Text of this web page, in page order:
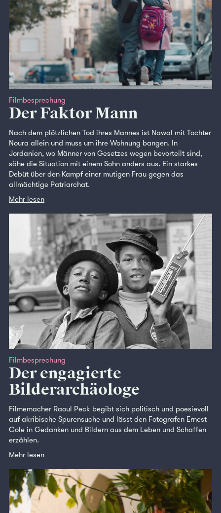
Filmbesprechung
Der Faktor Mann
Nach dem plötzlichen Tod ihres Mannes ist Nawal mit Tochter
Noura allein und muss um ihre Wohnung bangen. In
Jordanien, wo Männer von Gesetzes wegen bevorteilt sind,
sähe die Situation mit einem Sohn anders aus. Ein starkes
Debüt über den Kampf einer mutigen Frau gegen das
allmächtige Patriarchat.
Mehr lesen
Filmbesprechung
Der engagierte
Bilderarchäologe
Filmemacher Raoul Peck begibt sich politisch und poesievoll
auf akribische Spurensuche und lässt den Fotografen Ernest
Cole in Gedanken und Bildern aus dem Leben und Schaffen
erzählen.
Mehr lesen